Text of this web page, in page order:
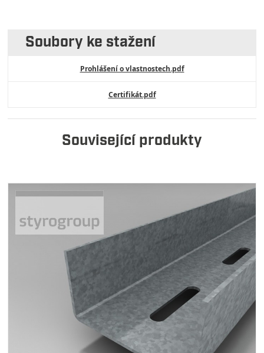
Soubory ke stažení
Prohlášení o vlastnostech.pdf
Certifikát.pdf
Související produkty